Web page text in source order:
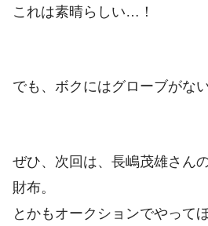
これは素晴らしい…！
でも、ボクにはグローブがな
ぜひ、次回は、長嶋茂雄さん
財布。
とかもオークションでやって